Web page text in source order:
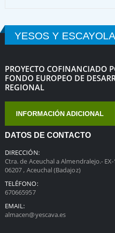
YESOS Y
PROYECTO COFINANCIADO
FONDO EUROPEO DE
REGIONAL
INFORMACIÓN ADICIONAL
DATOS DE CONTACTO
DIRECCIÓN:
Ctra. de Aceuchal a Almendralejo.- EX-
06207 , Aceuchal (Badajoz)
TELÉFONO:
670665957
EMAIL:
almacen@yescava.es